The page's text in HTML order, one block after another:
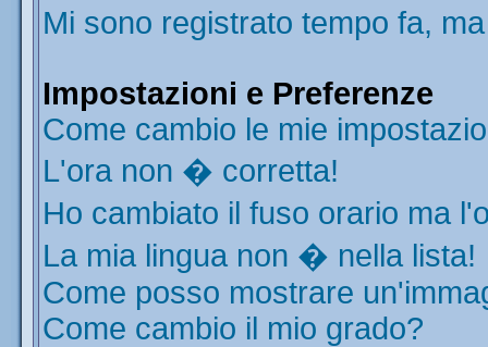
Mi sono registrato tempo fa,
Impostazioni e Preferenze
Come cambio le mie
L'ora non � corretta!
Ho cambiato il fuso orario ma
La mia lingua non � nella lista!
Come posso mostrare
Come cambio il mio grado?